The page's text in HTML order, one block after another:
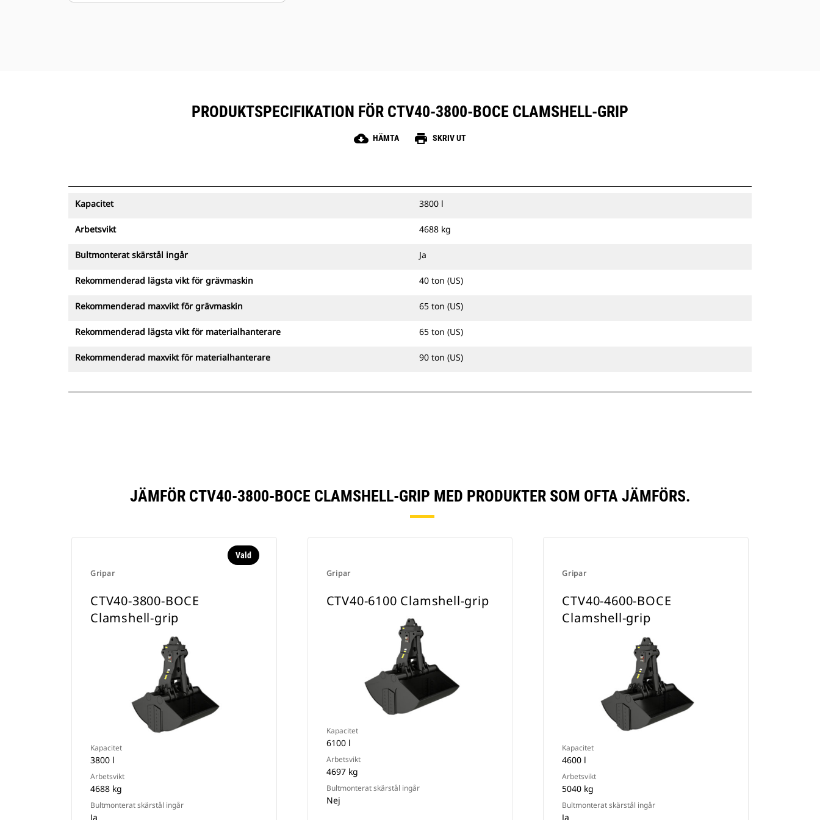
PRODUKTSPECIFIKATION FÖR CTV40-3800-BOCE CLAMSHELL-GRIP
cloud_download HÄMTA print SKRIV UT
Kapacitet 3800 l
Arbetsvikt 4688 kg
Bultmonterat skärstål ingår Ja
Rekommenderad lägsta vikt för grävmaskin 40 ton (US)
Rekommenderad maxvikt för grävmaskin 65 ton (US)
Rekommenderad lägsta vikt för materialhanterare 65 ton (US)
Rekommenderad maxvikt för materialhanterare 90 ton (US)
JÄMFÖR CTV40-3800-BOCE CLAMSHELL-GRIP MED PRODUKTER SOM OFTA JÄMFÖRS.
Gripar
Vald
CTV40-3800-BOCE
Clamshell-grip
Kapacitet
3800 l
Arbetsvikt
4688 kg
Bultmonterat skärstål ingår
Ja
Gripar
CTV40-6100 Clamshell-grip
Kapacitet
6100 l
Arbetsvikt
4697 kg
Bultmonterat skärstål ingår
Nej
Gripar
CTV40-4600-BOCE
Clamshell-grip
Kapacitet
4600 l
Arbetsvikt
5040 kg
Bultmonterat skärstål ingår
Ja